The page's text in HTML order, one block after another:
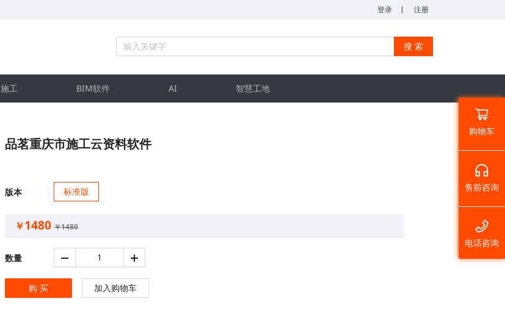
登录 注册
搜 索
施工 BIM软件 AI 智慧工地
品茗重庆市施工云资料软件
版本 标准版
￥1480 ￥1480
数量
购 买 加入购物车
购物车
售前咨询
电话咨询